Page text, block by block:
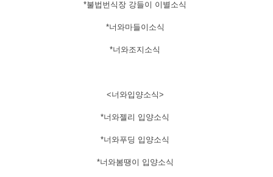
*불법번식장 강들이 이별소식
*너와마들이소식
*너와조지소식
​<너와입양소식>
*너와젤리 입양소식
*너와푸딩 입양소식
*너와봄땡이 입양소식